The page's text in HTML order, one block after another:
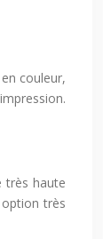
couleur,
très haute
très